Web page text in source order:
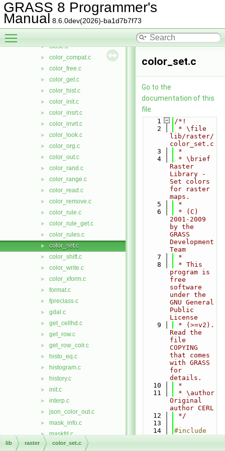
GRASS 8 Programmer's
Manual 8.6.0dev(2026)-ba1d7b7f73
► cats.c
► cell_stats.c
► cell_title.c
► close.c
► color_compat.c
► color_free.c
► color_get.c
► color_hist.c
► color_init.c
► color_insrt.c
► color_invrt.c
► color_look.c
► color_org.c
► color_out.c
► color_rand.c
► color_range.c
► color_read.c
► color_remove.c
► color_rule.c
► color_rule_get.c
► color_rules.c
► color_set.c
► color_shift.c
► color_write.c
► color_xform.c
► format.c
► fpreclass.c
► gdal.c
► get_cellhd.c
► get_row.c
► get_row_colr.c
► histo_eq.c
► histogram.c
► history.c
► init.c
► interp.c
► json_color_out.c
► mask_info.c
► maskfd.c
► null_val.c
color_set.c
Go to the
documentation of this
file.
    1
/*!
    2
* \file
lib/raster/
color_set.c
    3
*
    4
* \brief
Raster
Library -
Set colors
for raster
maps.
    5
*
    6
* (C)
2001-2009
by the
GRASS
Development
Team
    7
*
    8
* This
program is
free
software
under the
GNU General
Public
License
    9
* (>=v2).
Read the
file
COPYING
that comes
with GRASS
for
details.
   10
*
   11
* \author
Original
author CERL
   12
*/
   13
   14
#include
lib raster color_set.c